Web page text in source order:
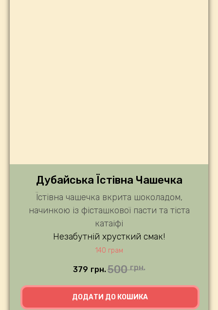
Дубайська Їстівна Чашечка
Їстівна чашечка вкрита шоколадом,
начинкою із фісташкової пасти та тіста
катаіфі
Незабутній хрусткий смак!
140 грам
379 грн.500 грн.
ДОДАТИ ДО КОШИКА